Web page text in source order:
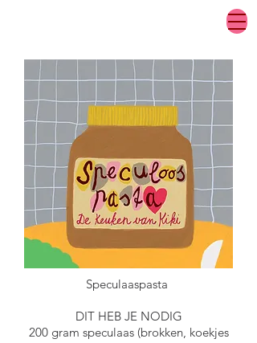
Speculaaspasta
DIT HEB JE NODIG
200 gram speculaas (brokken, koekjes